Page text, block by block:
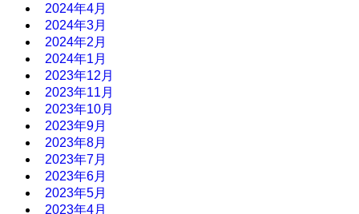
2024年4月
2024年3月
2024年2月
2024年1月
2023年12月
2023年11月
2023年10月
2023年9月
2023年8月
2023年7月
2023年6月
2023年5月
2023年4月